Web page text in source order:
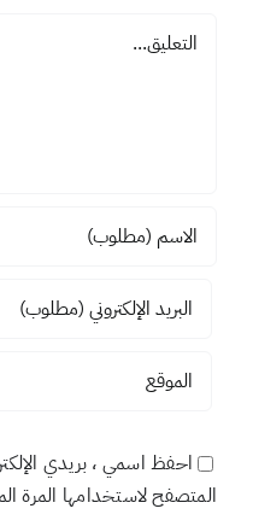
تعليق
احفظ اسمي ، بريدي
المتصفح لاستخدامها المرة